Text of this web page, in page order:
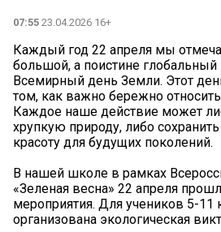
07:55 23.04.2026 16+
Каждый год 22 апреля мы
большой, а поистине глобальный
Всемирный день Земли. Этот
том, как важно бережно
Каждое наше действие может
хрупкую природу, либо
красоту для будущих поколений.
В нашей школе в рамках
«Зеленая весна» 22 апреля
мероприятия. Для учеников 5-11
организована экологическая